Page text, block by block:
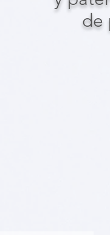
de